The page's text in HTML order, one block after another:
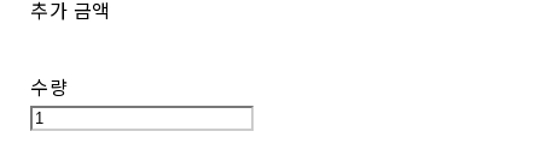
추가 금액
수량